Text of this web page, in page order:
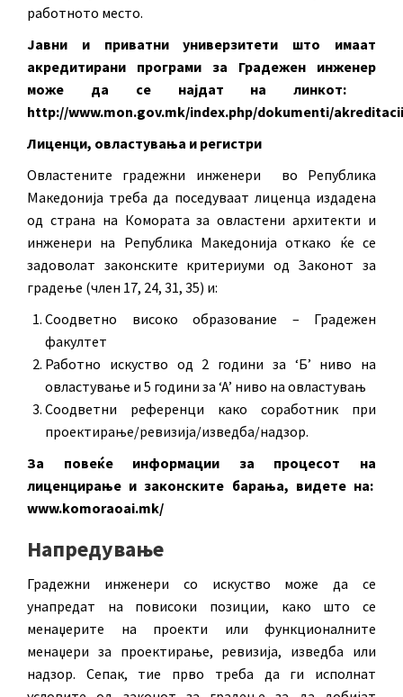
работното место.
Јавни и приватни универзитети што имаат
акредитирани програми за Градежен инженер
може да се најдат на линкот:
http://www.mon.gov.mk/index.php/dokumenti/akreditacii
Лиценци, овластувања и регистри
Овластените градежни инженери во Република
Македонија треба да поседуваат лиценца издадена
од страна на Комората за овластени архитекти и
инженери на Република Македонија откако ќе се
задоволат законските критериуми од Законот за
градење (член 17, 24, 31, 35) и:
Соодветно високо образование – Градежен
факултет
Работно искуство од 2 години за ‘Б’ ниво на
овластување и 5 години за ‘А’ ниво на овластувањ
Соодветни референци како соработник при
проектирање/ревизија/изведба/надзор.
За повеќе информации за процесот на
лиценцирање и законските барања, видете на:
www.komoraoai.mk/
Напредување
Градежни инженери со искуство може да се
унапредат на повисоки позиции, како што се
менаџерите на проекти или функционалните
менаџери за проектирање, ревизија, изведба или
надзор. Сепак, тие прво треба да ги исполнат